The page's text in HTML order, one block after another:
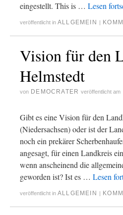
eingestellt. This is … Lesen
veröffentlicht in ALLGEMEIN |
Vision für den
Helmstedt
von DEMOCRATER veröffentlicht am
Gibt es eine Vision für den
(Niedersachsen) oder ist der
noch ein prekärer
angesagt, für einen Landkreis
wenn anscheinend die
geworden ist? Ist es … Lesen
veröffentlicht in ALLGEMEIN |